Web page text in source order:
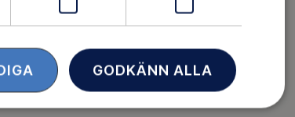
GODKÄNN ALLA